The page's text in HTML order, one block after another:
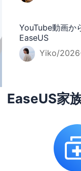
YouTube動画か
EaseUS
Yiko/
EaseUS家